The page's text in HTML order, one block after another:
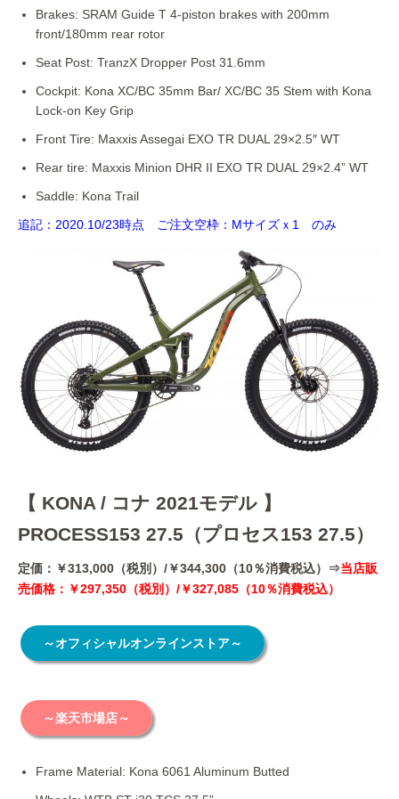
Brakes: SRAM Guide T 4-piston brakes with 200mm
front/180mm rear rotor
Seat Post: TranzX Dropper Post 31.6mm
Cockpit: Kona XC/BC 35mm Bar/ XC/BC 35 Stem with Kona
Lock-on Key Grip
Front Tire: Maxxis Assegai EXO TR DUAL 29×2.5″ WT
Rear tire: Maxxis Minion DHR II EXO TR DUAL 29×2.4” WT
Saddle: Kona Trail
追記：2020.10/23時点 ご注文空枠：Mサイズｘ1 のみ
【 KONA / コナ 2021モデル 】
PROCESS153 27.5（プロセス153 27.5）
定価：￥313,000（税別）/￥344,300（10％消費税込）⇒当店販
売価格：￥297,350（税別）/￥327,085（10％消費税込）
～オフィシャルオンラインストア～
～楽天市場店～
Frame Material: Kona 6061 Aluminum Butted